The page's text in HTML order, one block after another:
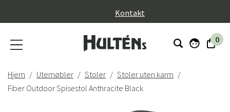
Kontakt
0
Hjem Utemøbler Stoler
Stoler uten karm
Fiber Outdoor Spisestol Anthracite Black